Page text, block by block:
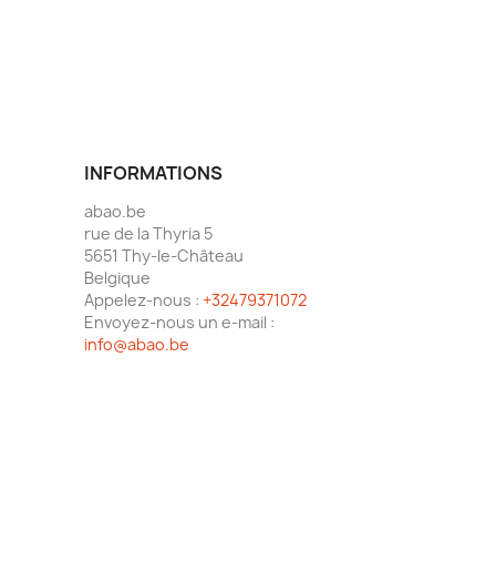
INFORMATIONS
abao.be
rue de la Thyria 5
5651 Thy-le-Château
Belgique
Appelez-nous : +32479371072
Envoyez-nous un e-mail :
info@abao.be